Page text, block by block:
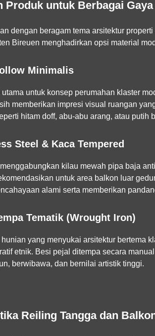
Produk untuk Berbagai
dengan beragam tema arsitektur
Bireuen menghadirkan opsi material
Minimalis
untuk konsep perumahan klaster
memberikan impresi visual ruangan
hitam doff, abu-abu arang, atau putih
Steel & Kaca Tempered
kilau mewah pipa baja
untuk area balkon luar
alami serta memberikan
Tematik (Wrought Iron)
yang menyukai arsitektur bertema
etnik. Besi pejal ditempa secara
berwibawa, dan bernilai artistik tinggi.
Reiling Tangga dan